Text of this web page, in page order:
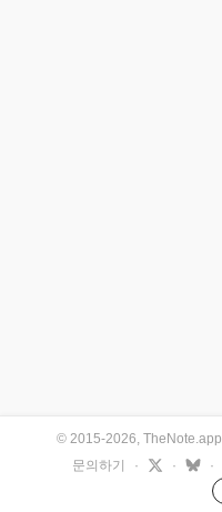
© 2015-2026, TheNote.app
문의하기
· · ·